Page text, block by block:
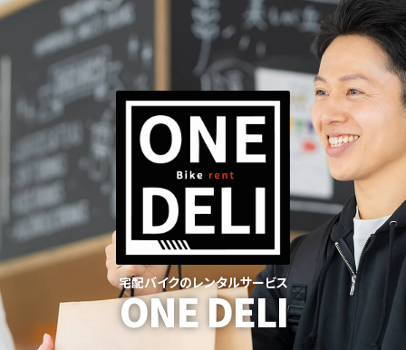
宅配バイクのレンタルサービス
ONE DELI